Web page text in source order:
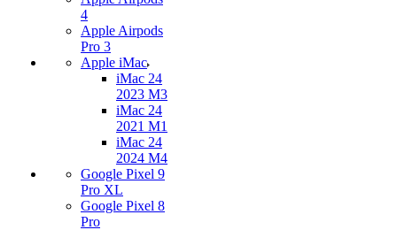
4
Apple Airpods
Pro 3
Apple iMac
iMac 24
2023 M3
iMac 24
2021 M1
iMac 24
2024 M4
Google Pixel 9
Pro XL
Google Pixel 8
Pro